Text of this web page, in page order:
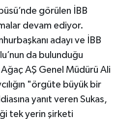
görülen İBB
devam ediyor.
adayı ve İBB
da bulunduğu
Ağaç AŞ Genel Müdürü Ali
"örgüte büyük bir
yanıt veren Sukas,
tek yerin şirketi